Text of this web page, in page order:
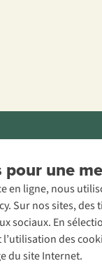
une
en ligne, nous
Sur nos sites,
sociaux. En
des
du site Internet.